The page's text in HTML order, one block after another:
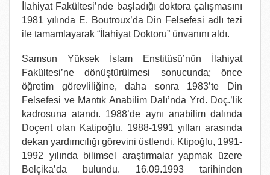
İlahiyat Fakültesi’nde başladığı doktora çalışmasını
1981 yılında E. Boutroux’da Din Felsefesi adlı tezi
ile tamamlayarak “İlahiyat Doktoru” ünvanını aldı.
Samsun Yüksek İslam Enstitüsü’nün İlahiyat
Fakültesi’ne dönüştürülmesi sonucunda; önce
öğretim görevliliğine, daha sonra 1983’te Din
Felsefesi ve Mantık Anabilim Dalı’nda Yrd. Doç.’lik
kadrosuna atandı. 1988’de aynı anabilim dalında
Doçent olan Katipoğlu, 1988-1991 yılları arasında
dekan yardımcılığı görevini üstlendi. Ktipoğlu, 1991-
1992 yılında bilimsel araştırmalar yapmak üzere
Belçika’da bulundu. 16.09.1993 tarihinden